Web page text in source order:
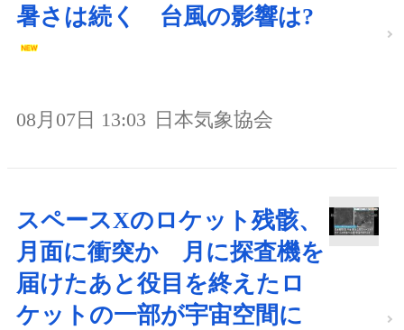
暑さは続く 台風の影響は?
08月07日 13:03 日本気象協会
スペースXのロケット残骸、
月面に衝突か 月に探査機を
届けたあと役目を終えたロ
ケットの一部が宇宙空間に